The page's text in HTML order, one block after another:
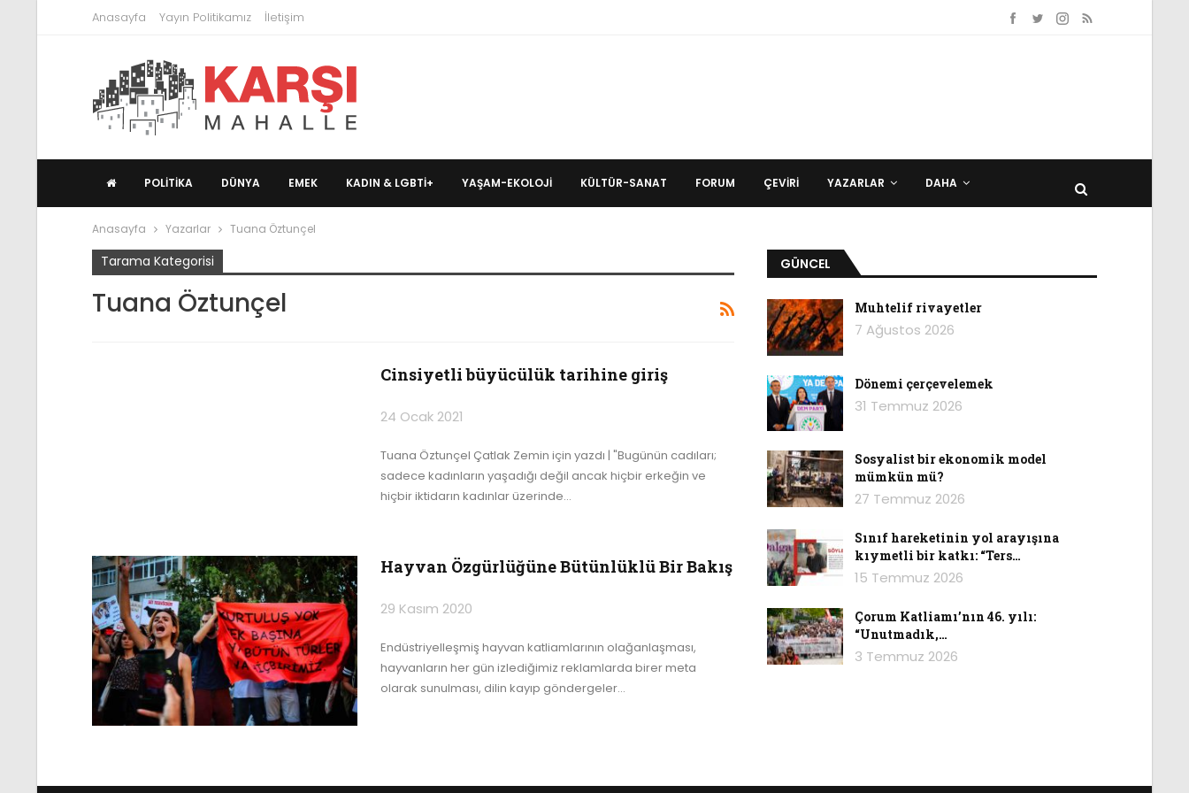
Anasayfa Yayın Politikamız İletişim
POLITIKA DÜNYA EMEK KADIN & LGBTİ+ YAŞAM-EKOLOJI KÜLTÜR-SANAT FORUM ÇEVIRI YAZARLAR DAHA
Anasayfa Yazarlar Tuana Öztunçel
Tarama Kategorisi
Tuana Öztunçel
Cinsiyetli büyücülük tarihine giriş
24 Ocak 2021
Tuana Öztunçel Çatlak Zemin için yazdı | "Bugünün cadıları;
sadece kadınların yaşadığı değil ancak hiçbir erkeğin ve
hiçbir iktidarın kadınlar üzerinde…
Hayvan Özgürlüğüne Bütünlüklü Bir Bakış
29 Kasım 2020
Endüstriyelleşmiş hayvan katliamlarının olağanlaşması,
hayvanların her gün izlediğimiz reklamlarda birer meta
olarak sunulması, dilin kayıp göndergeler…
GÜNCEL
Muhtelif rivayetler
7 Ağustos 2026
Dönemi çerçevelemek
31 Temmuz 2026
Sosyalist bir ekonomik model
mümkün mü?
27 Temmuz 2026
Sınıf hareketinin yol arayışına
kıymetli bir katkı: “Ters…
15 Temmuz 2026
Çorum Katliamı’nın 46. yılı:
“Unutmadık,…
3 Temmuz 2026